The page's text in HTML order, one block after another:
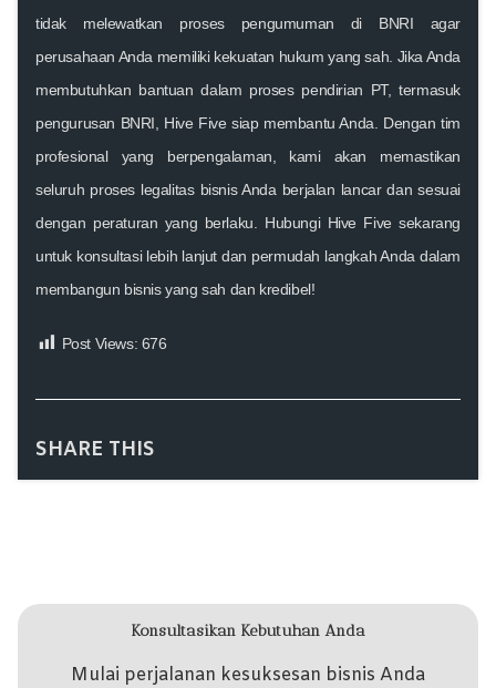
tidak melewatkan proses pengumuman di BNRI agar
perusahaan Anda memiliki kekuatan hukum yang sah. Jika Anda
membutuhkan bantuan dalam proses pendirian PT, termasuk
pengurusan BNRI, Hive Five siap membantu Anda. Dengan tim
profesional yang berpengalaman, kami akan memastikan
seluruh proses legalitas bisnis Anda berjalan lancar dan sesuai
dengan peraturan yang berlaku. Hubungi Hive Five sekarang
untuk konsultasi lebih lanjut dan permudah langkah Anda dalam
membangun bisnis yang sah dan kredibel!
Post Views: 676
SHARE THIS
Konsultasikan Kebutuhan Anda
Mulai perjalanan kesuksesan bisnis Anda